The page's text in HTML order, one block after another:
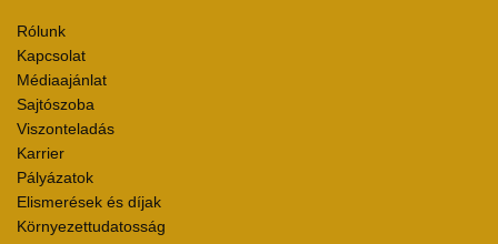
Rólunk
Kapcsolat
Médiaajánlat
Sajtószoba
Viszonteladás
Karrier
Pályázatok
Elismerések és díjak
Környezettudatosság